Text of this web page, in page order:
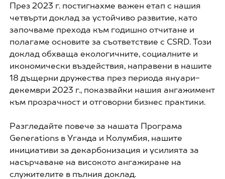
През 2023 г. постигнахме важен етап с нашия
четвърти доклад за устойчиво развитие, като
започваме прехода към годишно отчитане и
полагаме основите за съответствие с CSRD. Този
доклад обхваща екологичните, социалните и
икономически въздействия, направени в нашите
18 дъщерни дружества през периода януари-
декември 2023 г., показвайки нашия ангажимент
към прозрачност и отговорни бизнес практики.
Разгледайте повече за нашата Програма
Generations в Уганда и Колумбия, нашите
инициативи за декарбонизация и усилията за
насърчаване на високото ангажиране на
служителите в пълния доклад.